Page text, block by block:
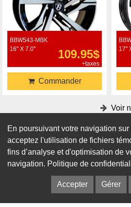
BBW543-MBK
16" X 7.0"
109.95$
+taxes
Commander
17"
Voir
Accessoires
Adaptateurs
En poursuivant votre navigation
acceptez l'utilisation de fichiers
fins d’analyse et d'optimisation de
navigation. Politique de
Accepter Gérer